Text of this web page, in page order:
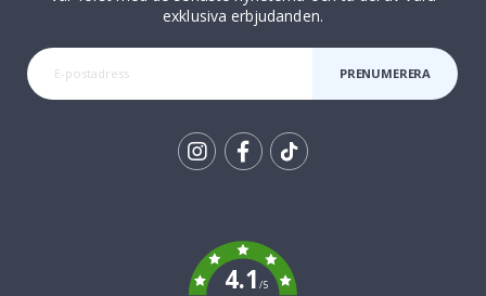
exklusiva erbjudanden.
PRENUMERERA
4.1/5